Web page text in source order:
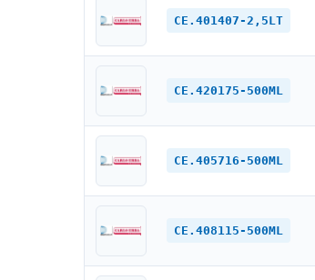
CE.401407-2,5LT
CE.420175-500ML
CE.405716-500ML
CE.408115-500ML